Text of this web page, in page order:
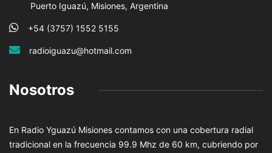
Puerto Iguazú, Misiones, Argentina
+54 (3757) 1552 5155
radioiguazu@hotmail.com
Nosotros
En Radio Yguazú Misiones contamos con una cobertura radial
tradicional en la frecuencia 99.9 Mhz de 60 km, cubriendo por